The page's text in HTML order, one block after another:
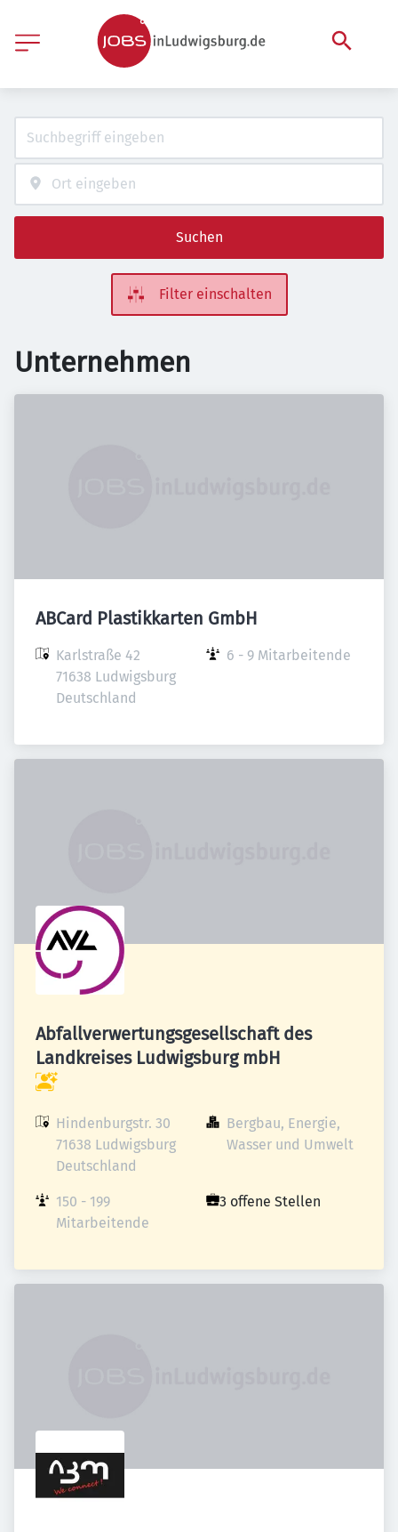
Suchen
Filter einschalten
Unternehmen
ABCard Plastikkarten GmbH
Karlstraße 42
71638 Ludwigsburg
Deutschland
6 - 9 Mitarbeitende
Abfallverwertungsgesellschaft des
Landkreises Ludwigsburg mbH
Hindenburgstr. 30
71638 Ludwigsburg
Deutschland
Bergbau, Energie,
Wasser und Umwelt
150 - 199
Mitarbeitende
3 offene Stellen